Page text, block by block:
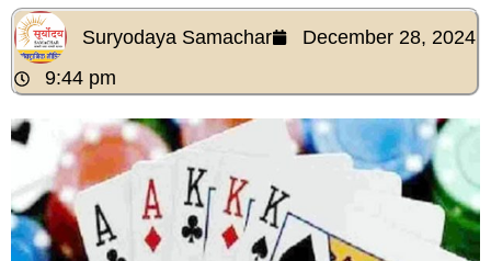
Suryodaya Samachar
December 28, 2024
9:44 pm